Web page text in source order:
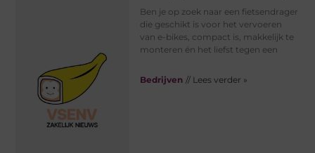
Ben je op zoek naar een fietsendrager
die geschikt is voor het vervoeren
van e-bikes, compact is, makkelijk te
monteren én het liefst tegen een
Bedrijven // Lees verder »